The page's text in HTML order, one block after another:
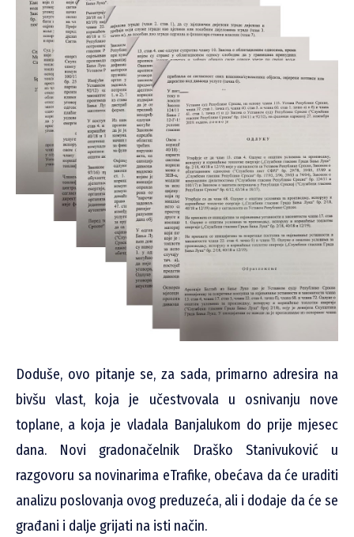
Doduše, ovo pitanje se, za sada, primarno adresira na
bivšu vlast, koja je učestvovala u osnivanju nove
toplane, a koja je vladala Banjalukom do prije mjesec
dana. Novi gradonačelnik Draško Stanivuković u
razgovoru sa novinarima eTrafike, obećava da će uraditi
analizu poslovanja ovog preduzeća, ali i dodaje da će se
građani i dalje grijati na isti način.